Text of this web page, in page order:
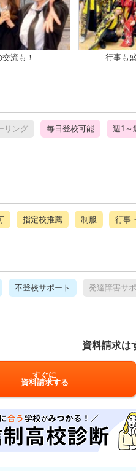
流も！ 行事も
リング 毎日登校可能 週1～
指定校推薦 制服 行事
不登校サポート 発達障害サ
資料請求は
すぐに
資料請求する